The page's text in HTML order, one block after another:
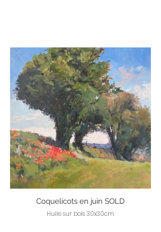
Coquelicots en juin SOLD
Huile sur bois 30x30cm